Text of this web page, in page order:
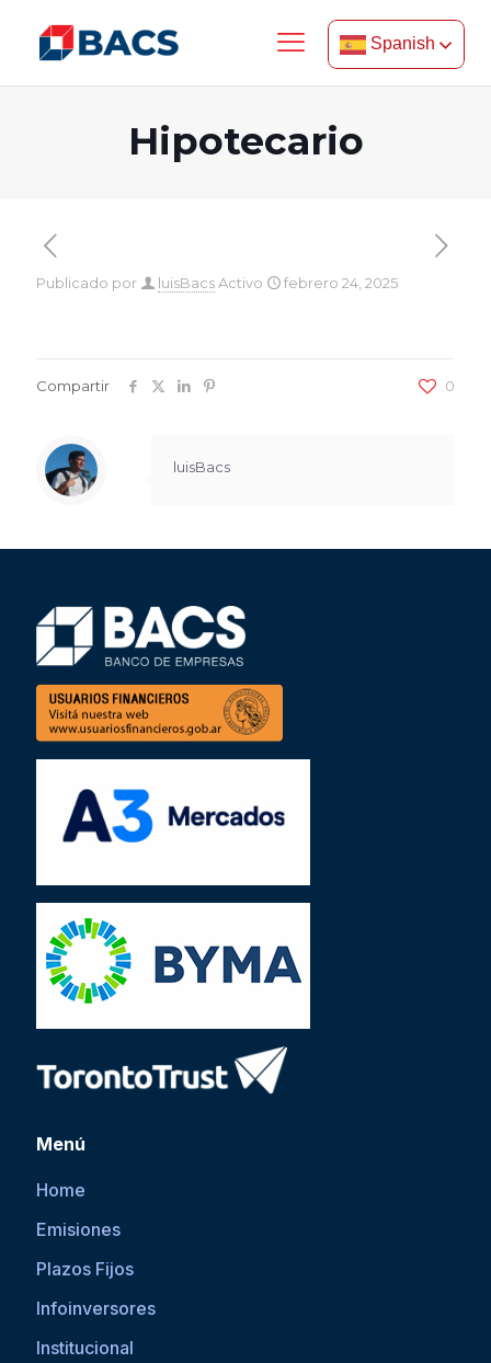
Spanish
Hipotecario
Publicado por luisBacsActivo febrero 24, 2025
Compartir 0
luisBacs
Menú
Home
Emisiones
Plazos Fijos
Infoinversores
Institucional